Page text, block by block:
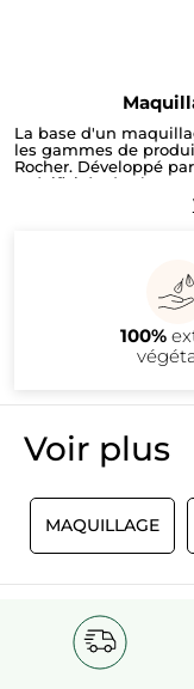
La base d'un
les gammes de
Rocher. Développé
spécificités de
teint Yves Rocher
Fond de teint fluide
Couleur maquillage
textures ou effets
100%
Voir plus​
MAQUILLAGE